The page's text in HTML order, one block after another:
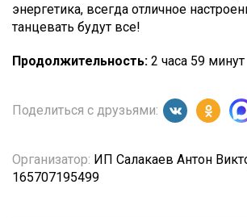
энергетика, всегда отличное
танцевать будут все!
Продолжительность: 2 часа 59 минут
Поделиться с друзьями:
Организатор: ИП Салакаев Антон
165707195499